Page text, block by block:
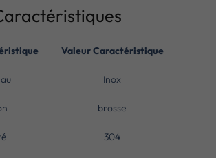
Valeur Caractéristique
Inox
brosse
304